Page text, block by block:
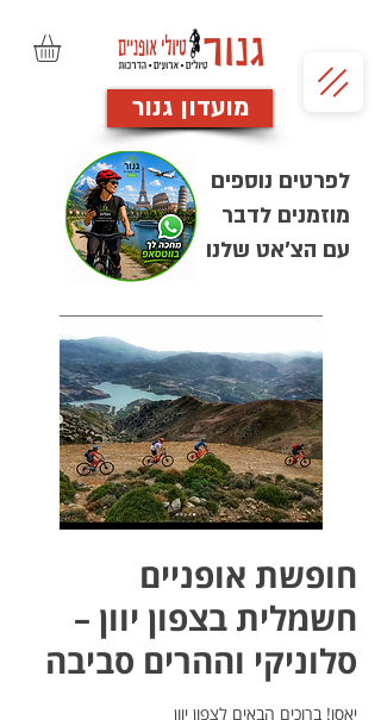
מועדון גנור
לפרטים נוספים
מוזמנים לדבר
עם הצ'אט שלנו
חופשת אופניים
חשמלית בצפון יוון –
סלוניקי וההרים סביבה